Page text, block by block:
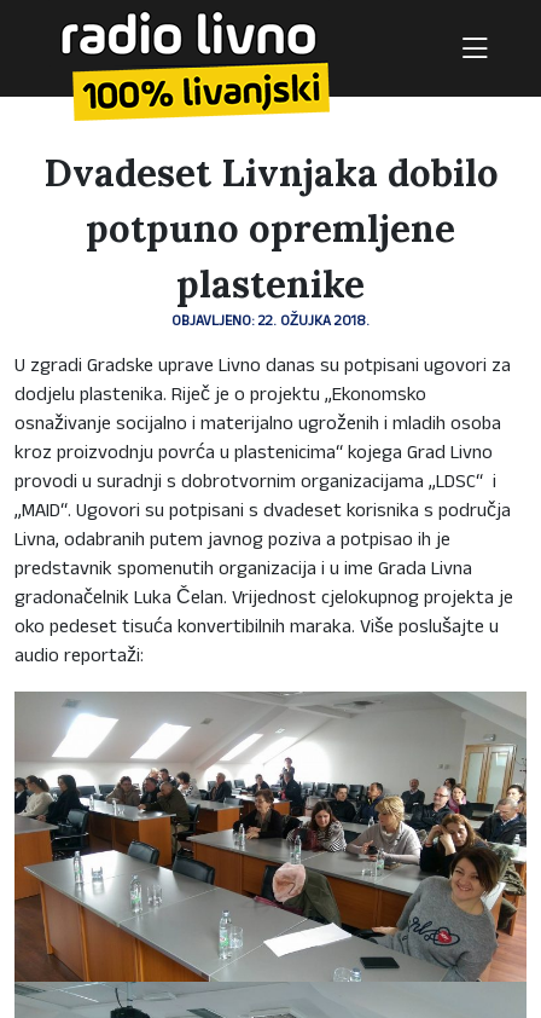
Dvadeset Livnjaka dobilo
potpuno opremljene
plastenike
OBJAVLJENO: 22. OŽUJKA 2018.
U zgradi Gradske uprave Livno danas su potpisani ugovori za
dodjelu plastenika. Riječ je o projektu „Ekonomsko
osnaživanje socijalno i materijalno ugroženih i mladih osoba
kroz proizvodnju povrća u plastenicima“ kojega Grad Livno
provodi u suradnji s dobrotvornim organizacijama „LDSC“ i
„MAID“. Ugovori su potpisani s dvadeset korisnika s područja
Livna, odabranih putem javnog poziva a potpisao ih je
predstavnik spomenutih organizacija i u ime Grada Livna
gradonačelnik Luka Čelan. Vrijednost cjelokupnog projekta je
oko pedeset tisuća konvertibilnih maraka. Više poslušajte u
audio reportaži: